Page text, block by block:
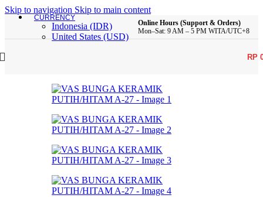
Skip to navigation Skip to main content
CURRENCY
Indonesia (IDR)
United States (USD)
Online Hours (Support & Orders)
Mon–Sat: 9 AM – 5 PM WITA/UTC+8
RP